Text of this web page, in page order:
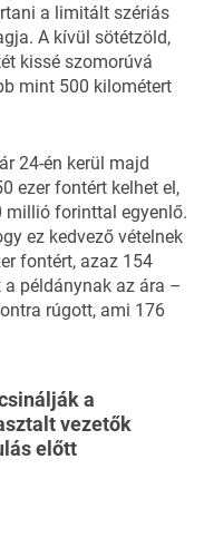
a limitált szériás
A kívül sötétzöld,
kissé szomorúvá
mint 500 kilométert
24-én kerül majd
ezer fontért kelhet el,
forinttal egyenlő.
ez kedvező vételnek
fontért, azaz 154
példánynak az ára –
rúgott, ami 176
a
vezetők
előtt